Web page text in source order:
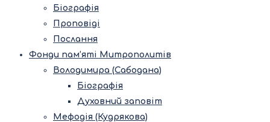
Біографія
Проповіді
Послання
Фонди пам’яті Митрополитів
Володимира (Сабодана)
Біографія
Духовний заповіт
Мефодія (Кудрякова)